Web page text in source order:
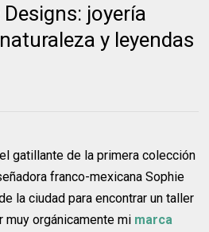
joyería
y leyendas
gatillante de la primera colección
franco-mexicana Sophie
la ciudad para encontrar un taller
muy orgánicamente mi marca